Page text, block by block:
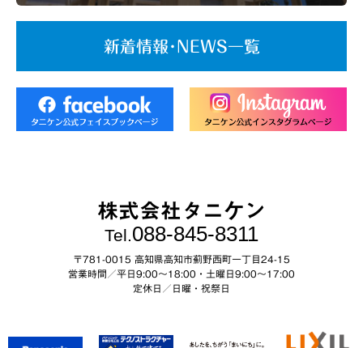
新着情報･NEWS一覧
株式会社タニケン
Tel.088-845-8311
〒781-0015 高知県高知市薊野西町一丁目24-15
営業時間／平日9:00～18:00・土曜日9:00〜17:00
定休日／日曜・祝祭日